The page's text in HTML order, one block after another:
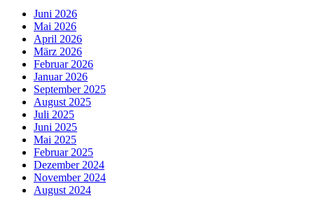
Juni 2026
Mai 2026
April 2026
März 2026
Februar 2026
Januar 2026
September 2025
August 2025
Juli 2025
Juni 2025
Mai 2025
Februar 2025
Dezember 2024
November 2024
August 2024